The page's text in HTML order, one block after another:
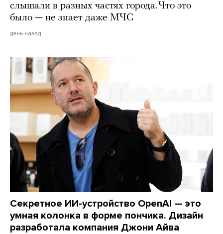
слышали в разных частях города. Что это
было — не знает даже МЧС
день назад
Секретное ИИ-устройство OpenAI — это
умная колонка в форме пончика. Дизайн
разработала компания Джони Айва